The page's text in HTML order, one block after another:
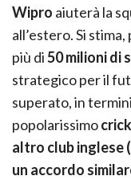
Wipro aiuterà la
all’estero. Si
più di50 milioni di
strategico per il
superato, in
popolarissimo
altro club inglese
un accordo